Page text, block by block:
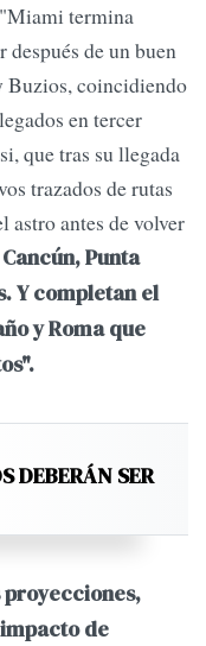
termina
de un buen
Buzios, coincidiendo
en tercer
que tras su llegada
trazados de rutas
astro antes de volver
Punta
Y completan el
y Roma que
DEBERÁN SER
proyecciones,
de